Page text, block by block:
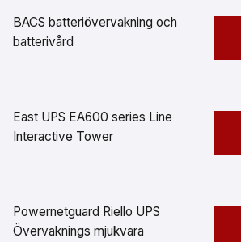
BACS batteriövervakning och
batterivård
East UPS EA600 series Line
Interactive Tower
Powernetguard Riello UPS
Övervaknings mjukvara